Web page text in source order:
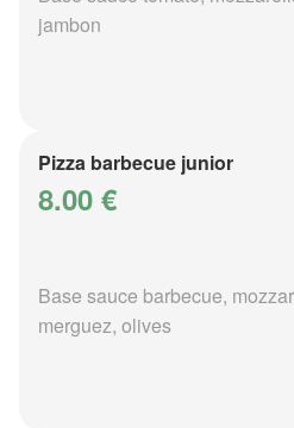
jambon
Pizza barbecue junior
8.00 €
Base sauce barbecue,
merguez, olives